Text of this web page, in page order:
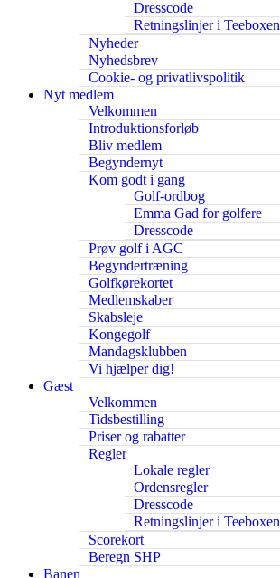
Dresscode
Retningslinjer i Teeboxen
Nyheder
Nyhedsbrev
Cookie- og privatlivspolitik
Nyt medlem
Velkommen
Introduktionsforløb
Bliv medlem
Begyndernyt
Kom godt i gang
Golf-ordbog
Emma Gad for golfere
Dresscode
Prøv golf i AGC
Begyndertræning
Golfkørekortet
Medlemskaber
Skabsleje
Kongegolf
Mandagsklubben
Vi hjælper dig!
Gæst
Velkommen
Tidsbestilling
Priser og rabatter
Regler
Lokale regler
Ordensregler
Dresscode
Retningslinjer i Teeboxen
Scorekort
Beregn SHP
Banen